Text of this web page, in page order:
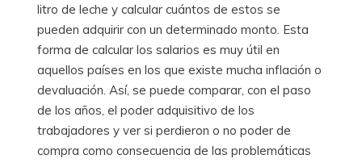
litro de leche y calcular cuántos de estos se
pueden adquirir con un determinado monto. Esta
forma de calcular los salarios es muy útil en
aquellos países en los que existe mucha inflación o
devaluación. Así, se puede comparar, con el paso
de los años, el poder adquisitivo de los
trabajadores y ver si perdieron o no poder de
compra como consecuencia de las problemáticas